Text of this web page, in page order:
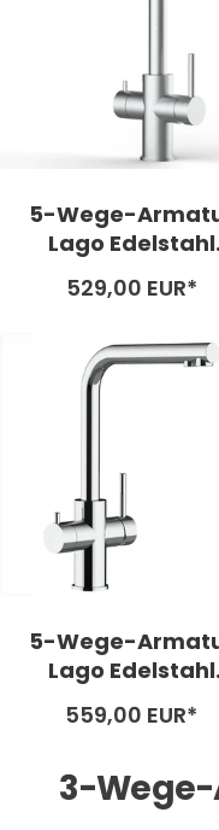
5-Wege-
Lago Edelstahl
matt gebürstet –
hohe Variante
Angebotspreis
529,00 EUR*
5-Wege-
Lago Edelstahl
glänzend poliert –
hohe Variante
Angebotspreis
559,00 EUR*
3-